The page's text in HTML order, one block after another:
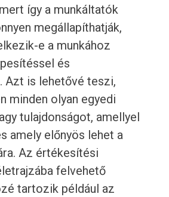
így a munkáltatók
megállapíthatják,
e a munkához
és
Azt is lehetővé teszi,
minden olyan egyedi
tulajdonságot, amellyel
amely előnyös lehet a
Az értékesítési
felvehető
tartozik például az